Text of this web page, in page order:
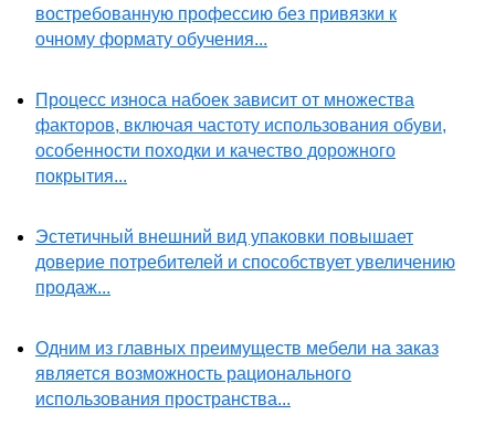
востребованную профессию без привязки к
очному формату обучения...
Процесс износа набоек зависит от множества
факторов, включая частоту использования обуви,
особенности походки и качество дорожного
покрытия...
Эстетичный внешний вид упаковки повышает
доверие потребителей и способствует увеличению
продаж...
Одним из главных преимуществ мебели на заказ
является возможность рационального
использования пространства...